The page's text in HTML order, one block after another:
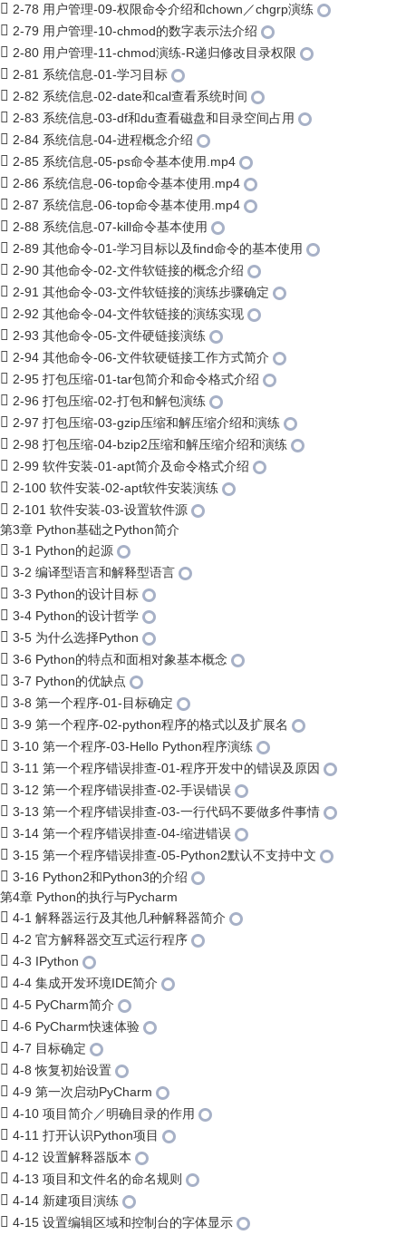
2-78 用户管理-09-权限命令介绍和chown／chgrp演练
2-79 用户管理-10-chmod的数字表示法介绍
2-80 用户管理-11-chmod演练-R递归修改目录权限
2-81 系统信息-01-学习目标
2-82 系统信息-02-date和cal查看系统时间
2-83 系统信息-03-df和du查看磁盘和目录空间占用
2-84 系统信息-04-进程概念介绍
2-85 系统信息-05-ps命令基本使用.mp4
2-86 系统信息-06-top命令基本使用.mp4
2-87 系统信息-06-top命令基本使用.mp4
2-88 系统信息-07-kill命令基本使用
2-89 其他命令-01-学习目标以及find命令的基本使用
2-90 其他命令-02-文件软链接的概念介绍
2-91 其他命令-03-文件软链接的演练步骤确定
2-92 其他命令-04-文件软链接的演练实现
2-93 其他命令-05-文件硬链接演练
2-94 其他命令-06-文件软硬链接工作方式简介
2-95 打包压缩-01-tar包简介和命令格式介绍
2-96 打包压缩-02-打包和解包演练
2-97 打包压缩-03-gzip压缩和解压缩介绍和演练
2-98 打包压缩-04-bzip2压缩和解压缩介绍和演练
2-99 软件安装-01-apt简介及命令格式介绍
2-100 软件安装-02-apt软件安装演练
2-101 软件安装-03-设置软件源
第3章 Python基础之Python简介
3-1 Python的起源
3-2 编译型语言和解释型语言
3-3 Python的设计目标
3-4 Python的设计哲学
3-5 为什么选择Python
3-6 Python的特点和面相对象基本概念
3-7 Python的优缺点
3-8 第一个程序-01-目标确定
3-9 第一个程序-02-python程序的格式以及扩展名
3-10 第一个程序-03-Hello Python程序演练
3-11 第一个程序错误排查-01-程序开发中的错误及原因
3-12 第一个程序错误排查-02-手误错误
3-13 第一个程序错误排查-03-一行代码不要做多件事情
3-14 第一个程序错误排查-04-缩进错误
3-15 第一个程序错误排查-05-Python2默认不支持中文
3-16 Python2和Python3的介绍
第4章 Python的执行与Pycharm
4-1 解释器运行及其他几种解释器简介
4-2 官方解释器交互式运行程序
4-3 IPython
4-4 集成开发环境IDE简介
4-5 PyCharm简介
4-6 PyCharm快速体验
4-7 目标确定
4-8 恢复初始设置
4-9 第一次启动PyCharm
4-10 项目简介／明确目录的作用
4-11 打开认识Python项目
4-12 设置解释器版本
4-13 项目和文件名的命名规则
4-14 新建项目演练
4-15 设置编辑区域和控制台的字体显示